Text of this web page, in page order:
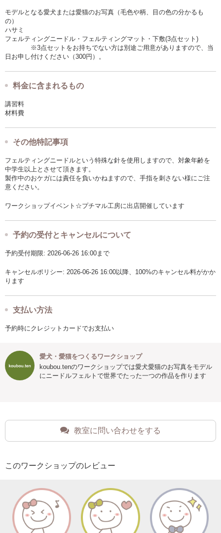
モデルとなる愛犬または愛猫のお写真（毛色や柄、目の色の分かるも
の）
ハサミ
フェルティングニードル・フェルティングマット・下敷(3点セット)
※3点セットをお持ちでない方は別途ご用意がありますので、当
日お申し付けください（300円）。
料金に含まれるもの
講習料
材料費
その他特記事項
フェルティングニードルという特殊な針を使用しますので、対象年齢を
中学生以上とさせて頂きます。
製作中のおケガには責任を負いかねますので、手指を刺さない様にご注
意ください。
ワークショップイベント☆プチマル工房に出店開催しています
予約の受付とキャンセルについて
予約受付期限: 2026-06-26 16:00まで
キャンセルポリシー: 2026-06-26 16:00以降、100%のキャンセル料がかか
ります
支払い方法
予約時にクレジットカードでお支払い
愛犬・愛猫をつくるワークショップ
koubou.tenのワークショップでは愛犬愛猫のお写真をモデル
にニードルフェルトで世界でたった一つの作品を作ります
教室に問い合わせをする
このワークショップのレビュー